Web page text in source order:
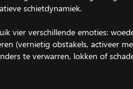
schietdynamiek.
vier verschillende emoties:
(vernietig obstakels, activeer
te verwarren, lokken of
verbergt zich achter een